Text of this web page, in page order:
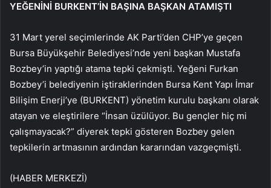
YEĞENİNİ BURKENT’İN BAŞINA BAŞKAN ATAMIŞTI
31 Mart yerel seçimlerinde AK Parti’den CHP’ye geçen
Bursa Büyükşehir Belediyesi’nde yeni başkan Mustafa
Bozbey’in yaptığı atama tepki çekmişti. Yeğeni Furkan
Bozbey’i belediyenin iştiraklerinden Bursa Kent Yapı İmar
Bilişim Enerji’ye (BURKENT) yönetim kurulu başkanı olarak
atayan ve eleştirilere “İnsan üzülüyor. Bu gençler hiç mi
çalışmayacak?” diyerek tepki gösteren Bozbey gelen
tepkilerin artmasının ardından kararından vazgeçmişti.
(HABER MERKEZİ)